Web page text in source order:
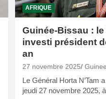
AFRIQUE
Guinée-Bissau : le
investi président
an
27 novembre 2025
Le Général Horta N’Tam
jeudi 27 novembre 2025,